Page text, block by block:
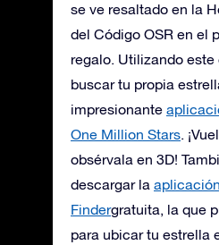
se ve resaltado en la
del Código OSR en el
regalo. Utilizando
buscar tu propia
impresionante
One Million Stars.
obsérvala en 3D!
descargar la
Findergratuita, la que
para ubicar tu estrella